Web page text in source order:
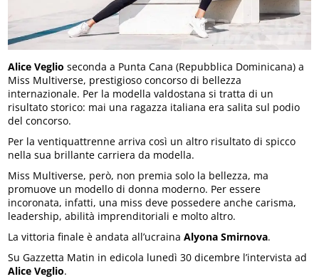
Alice Veglio seconda a Punta Cana (Repubblica Dominicana) a
Miss Multiverse, prestigioso concorso di bellezza
internazionale. Per la modella valdostana si tratta di un
risultato storico: mai una ragazza italiana era salita sul podio
del concorso.
Per la ventiquattrenne arriva così un altro risultato di spicco
nella sua brillante carriera da modella.
Miss Multiverse, però, non premia solo la bellezza, ma
promuove un modello di donna moderno. Per essere
incoronata, infatti, una miss deve possedere anche carisma,
leadership, abilità imprenditoriali e molto altro.
La vittoria finale è andata all’ucrainaAlyona Smirnova.
Su Gazzetta Matin in edicola lunedì 30 dicembre l’intervista ad
Alice Veglio.